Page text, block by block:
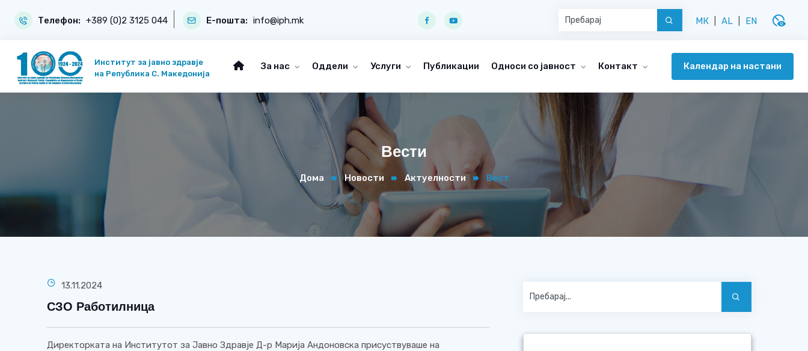
Телефон: +389 (0)2 3125 044 Е-пошта: info@iph.mk МК AL EN disabled_visible
Институт за јавно здравје
на Република С. Македонија
За нас Оддели Услуги Публикации Односи со јавност Контакт Календар на настани
Вести
Дома Новости Актуелности Вест
13.11.2024
СЗО Работилница
Директорката на Институтот за Јавно Здравје Д-р Марија Андоновска присуствуваше на